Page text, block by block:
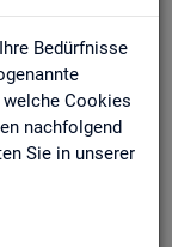
Bedürfnisse
Cookies
nachfolgend
Sie in unserer
aus­ge­füllt